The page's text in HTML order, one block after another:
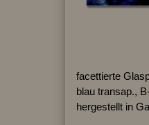
facettierte
blau transap.,
hergestellt in